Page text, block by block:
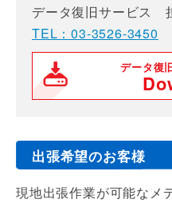
データ復旧サービス
TEL：03-3526-3450
データ復
出張希望のお客様
現地出張作業が可能なメ